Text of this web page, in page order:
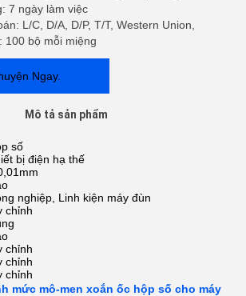
7 ngày làm việc
L/C, D/A, D/P, T/T, Western Union,
100 bộ mỗi miệng
Ngay.
Mô tả sản phẩm
số
bị điện hạ thế
nghiệp, Linh kiện máy đùn
chỉnh
chỉnh
chỉnh
chỉnh
mức mô-men xoắn ốc hộp số cho máy